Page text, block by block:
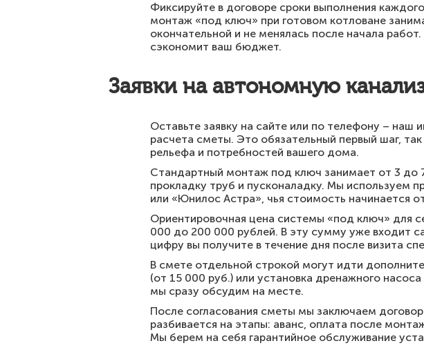
Фиксируйте в договоре сроки выполнения
монтаж «под ключ» при готовом котловане
окончательной и не менялась после начала
сэкономит ваш бюджет.
Заявки на автономную
Оставьте заявку на сайте или по телефону – наш
расчета сметы. Это обязательный первый шаг,
рельефа и потребностей вашего дома.
Стандартный монтаж под ключ занимает от 3 до
прокладку труб и пусконаладку. Мы используем
или «Юнилос Астра», чья стоимость начинается
Ориентировочная цена системы «под ключ» для
000 до 200 000 рублей. В эту сумму уже входит
цифру вы получите в течение дня после визита
В смете отдельной строкой могут идти
(от 15 000 руб.) или установка дренажного
мы сразу обсудим на месте.
После согласования сметы мы заключаем
разбивается на этапы: аванс, оплата после
Мы берем на себя гарантийное обслуживание